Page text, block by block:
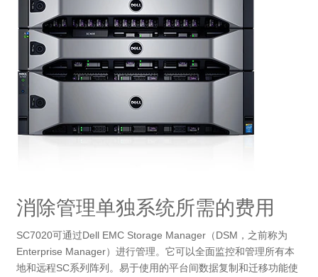
消除管理单独系统所需的费用
SC7020可通过Dell EMC Storage Manager（DSM，之前称为
Enterprise Manager）进行管理。它可以全面监控和管理所有本
地和远程SC系列阵列。易于使用的平台间数据复制和迁移功能使